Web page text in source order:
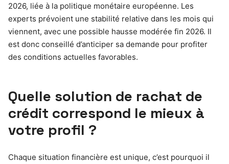
2026, liée à la politique monétaire européenne. Les
experts prévoient une stabilité relative dans les mois qui
viennent, avec une possible hausse modérée fin 2026. Il
est donc conseillé d’anticiper sa demande pour profiter
des conditions actuelles favorables.
Quelle solution de rachat de
crédit correspond le mieux à
votre profil ?
Chaque situation financière est unique, c’est pourquoi il